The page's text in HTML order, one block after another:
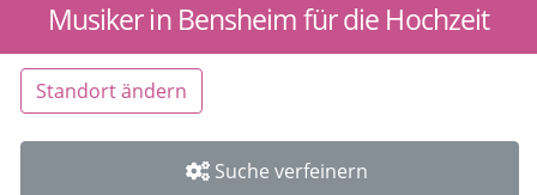
Musiker in Bensheim für die Hochzeit
Standort ändern
Suche verfeinern